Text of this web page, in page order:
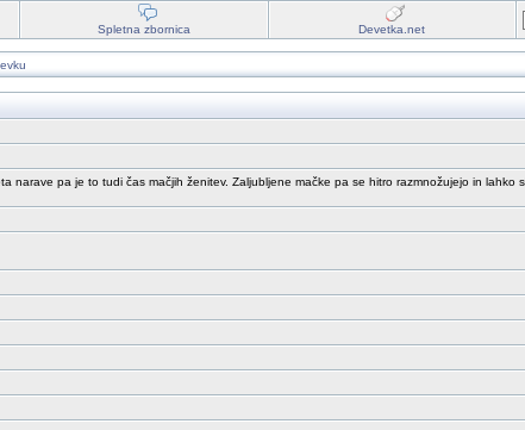
Spletna zbornica Devetka.net
narave pa je to tudi čas mačjih ženitev. Zaljubljene mačke pa se hitro razmnožujejo in lahko